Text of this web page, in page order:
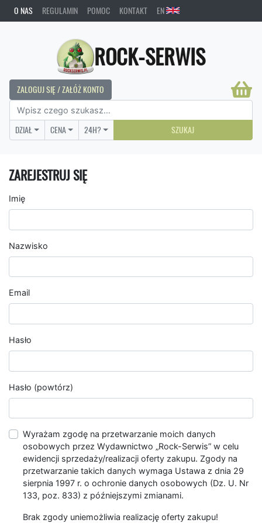
O NAS REGULAMIN POMOC KONTAKT EN
ROCK-SERWIS
ZALOGUJ SIĘ / ZAŁÓŻ KONTO
DZIAŁ CENA 24H? SZUKAJ
ZAREJESTRUJ SIĘ
Imię
Nazwisko
Email
Hasło
Hasło (powtórz)
Wyrażam zgodę na przetwarzanie moich danych
osobowych przez Wydawnictwo „Rock-Serwis” w celu
ewidencji sprzedaży/realizacji oferty zakupu. Zgody na
przetwarzanie takich danych wymaga Ustawa z dnia 29
sierpnia 1997 r. o ochronie danych osobowych (Dz. U. Nr
133, poz. 833) z późniejszymi zmianami.
Brak zgody uniemożliwia realizację oferty zakupu!